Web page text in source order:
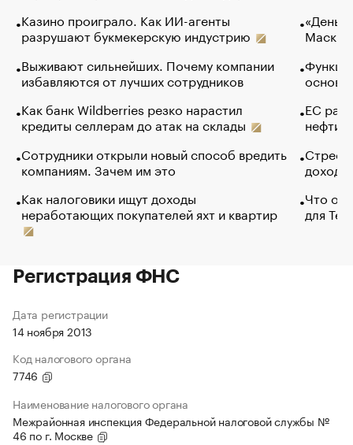
Казино проиграло. Как ИИ-агенты
разрушают букмекерскую индустрию
Выживают сильнейших. Почему компании
избавляются от лучших сотрудников
Как банк Wildberries резко нарастил
кредиты селлерам до атак на склады
Сотрудники открыли новый способ вредить
компаниям. Зачем им это
Как налоговики ищут доходы
неработающих покупателей яхт и квартир
Маск в
основ
ЕС
нефти
Что
для
Регистрация ФНС
Дата регистрации
14 ноября 2013
Код налогового органа
7746
Наименование налогового органа
Межрайонная инспекция Федеральной налоговой службы №
46 по г. Москве